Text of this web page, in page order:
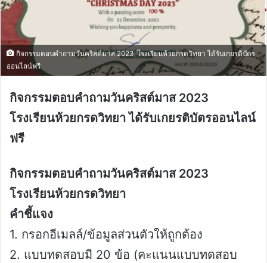
กิจกรรมตอบคำถามวันคริสต์มาส 2023 โรงเรียนห้วยกรดวิทยา ได้รับเกยรติบัตร
ออนไลน์ฟรี
กิจกรรมตอบคำถามวันคริสต์มาส 2023
โรงเรียนห้วยกรดวิทยา ได้รับเกยรติบัตรออนไลน์
ฟรี
กิจกรรมตอบคำถามวันคริสต์มาส 2023
โรงเรียนห้วยกรดวิทยา
คำชี้แจง
1. กรอกอีเมลล์/ข้อมูลส่วนตัวให้ถูกต้อง
2. แบบทดสอบมี 20 ข้อ (คะแนนแบบทดสอบ